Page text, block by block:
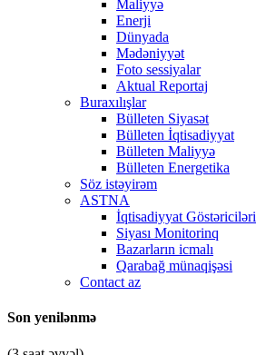
Maliyyə
Enerji
Dünyada
Mədəniyyət
Foto sessiyalar
Aktual Reportaj
Buraxılışlar
Bülleten Siyasət
Bülleten İqtisadiyyat
Bülleten Maliyyə
Bülleten Energetika
Söz istəyirəm
ASTNA
İqtisadiyyat Göstəriciləri
Siyası Monitorinq
Bazarların icmalı
Qarabağ münaqişəsi
Contact az
Son yenilənmə